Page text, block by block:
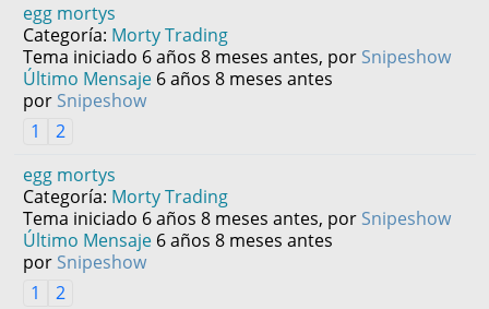
egg mortys
Categoría: Morty Trading
Tema iniciado 6 años 8 meses antes, por Snipeshow
Último Mensaje 6 años 8 meses antes
por Snipeshow
1
2
egg mortys
Categoría: Morty Trading
Tema iniciado 6 años 8 meses antes, por Snipeshow
Último Mensaje 6 años 8 meses antes
por Snipeshow
1
2